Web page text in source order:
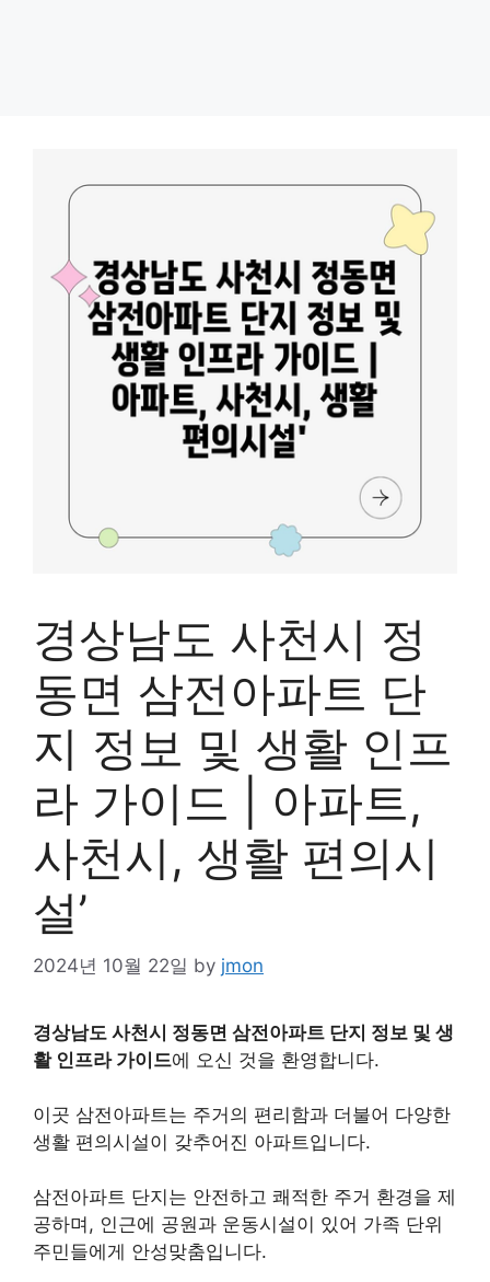
경상남도 사천시 정
동면 삼전아파트 단
지 정보 및 생활 인프
라 가이드 | 아파트,
사천시, 생활 편의시
설’
2024년 10월 22일 by jmon
경상남도 사천시 정동면 삼전아파트 단지 정보 및 생
활 인프라 가이드에 오신 것을 환영합니다.
이곳 삼전아파트는 주거의 편리함과 더불어 다양한
생활 편의시설이 갖추어진 아파트입니다.
삼전아파트 단지는 안전하고 쾌적한 주거 환경을 제
공하며, 인근에 공원과 운동시설이 있어 가족 단위
주민들에게 안성맞춤입니다.